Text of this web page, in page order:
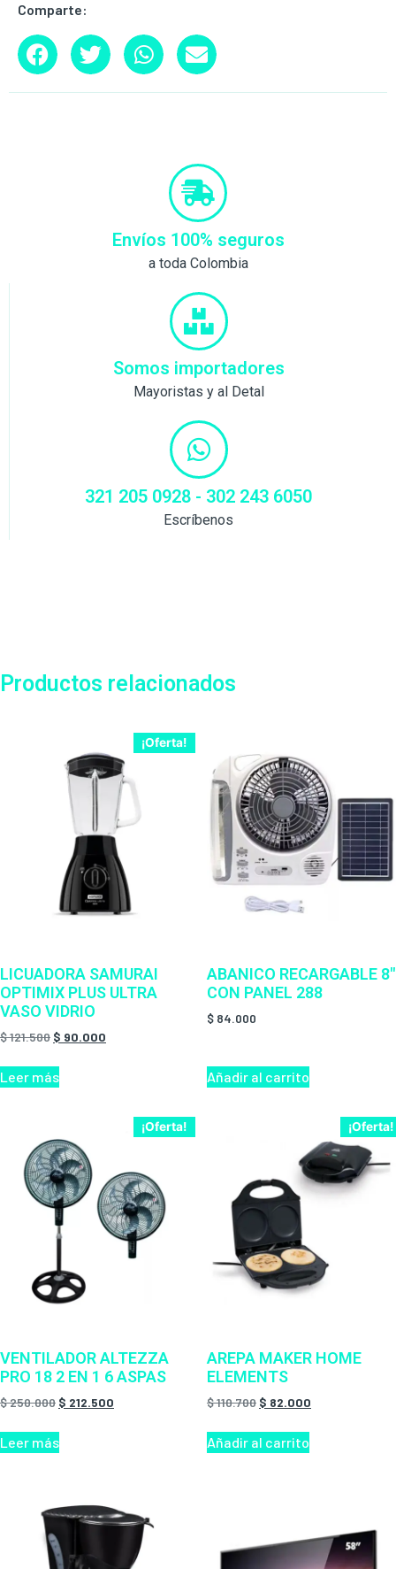
Comparte:
Envíos 100% seguros
a toda Colombia
Somos importadores
Mayoristas y al Detal
321 205 0928 - 302 243 6050
Escríbenos
Productos relacionados
¡Oferta!
LICUADORA SAMURAI
OPTIMIX PLUS ULTRA
VASO VIDRIO
$121.500 $ 90.000
Leer más
ABANICO RECARGABLE 8″
CON PANEL 288
$ 84.000
Añadir al carrito
¡Oferta!
VENTILADOR ALTEZZA
PRO 18 2 EN 1 6 ASPAS
$250.000 $ 212.500
Leer más
¡Oferta!
AREPA MAKER HOME
ELEMENTS
$110.700 $ 82.000
Añadir al carrito